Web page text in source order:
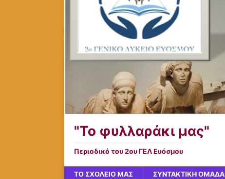
"Το φυλλαράκι μας"
Περιοδικό του 2ου ΓΕΛ Ευόσμου
ΤΟ ΣΧΟΛΕΙΟ ΜΑΣ ΣΥΝΤΑΚΤΙΚΗ ΟΜΑΔΑ